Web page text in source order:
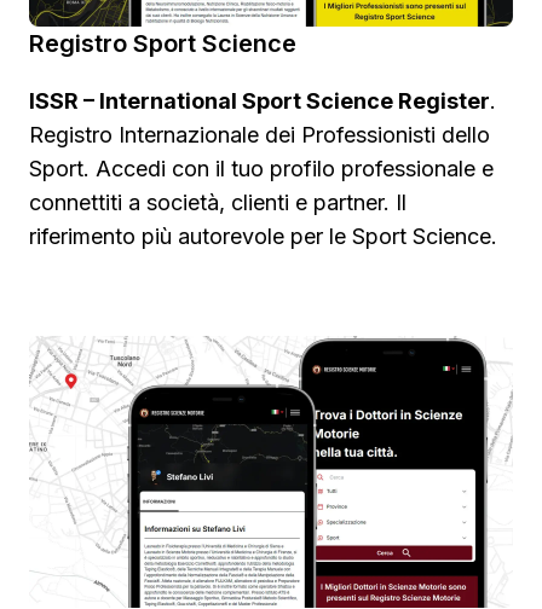
Registro Sport Science
ISSR – International Sport Science Register.
Registro Internazionale dei Professionisti dello
Sport. Accedi con il tuo profilo professionale e
connettiti a società, clienti e partner. Il
riferimento più autorevole per le Sport Science.